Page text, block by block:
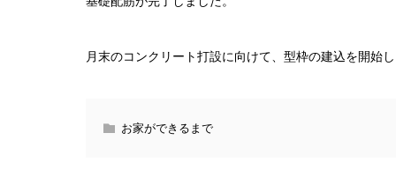
月末のコンクリート打設に向けて、型枠の建込を開始
お家ができるまで